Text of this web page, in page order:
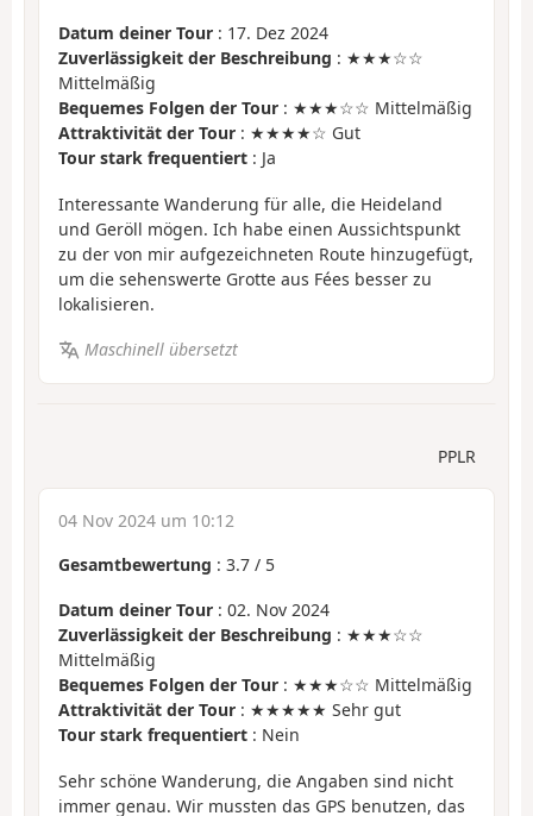
Datum deiner Tour : 17. Dez 2024
Zuverlässigkeit der Beschreibung : ★★★☆☆
Mittelmäßig
Bequemes Folgen der Tour : ★★★☆☆ Mittelmäßig
Attraktivität der Tour : ★★★★☆ Gut
Tour stark frequentiert : Ja
Interessante Wanderung für alle, die Heideland
und Geröll mögen. Ich habe einen Aussichtspunkt
zu der von mir aufgezeichneten Route hinzugefügt,
um die sehenswerte Grotte aus Fées besser zu
lokalisieren.
Maschinell übersetzt
PPLR
04 Nov 2024 um 10:12
Gesamtbewertung : 3.7 / 5
Datum deiner Tour : 02. Nov 2024
Zuverlässigkeit der Beschreibung : ★★★☆☆
Mittelmäßig
Bequemes Folgen der Tour : ★★★☆☆ Mittelmäßig
Attraktivität der Tour : ★★★★★ Sehr gut
Tour stark frequentiert : Nein
Sehr schöne Wanderung, die Angaben sind nicht
immer genau. Wir mussten das GPS benutzen, das